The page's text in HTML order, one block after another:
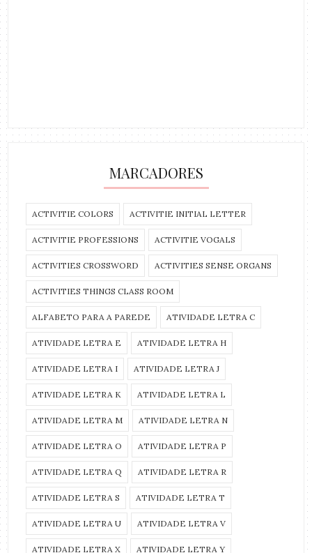
MARCADORES
ACTIVITIE COLORS ACTIVITIE INITIAL LETTER
ACTIVITIE PROFESSIONS ACTIVITIE VOGALS
ACTIVITIES CROSSWORD ACTIVITIES SENSE ORGANS
ACTIVITIES THINGS CLASS ROOM
ALFABETO PARA A PAREDE ATIVIDADE LETRA C
ATIVIDADE LETRA E ATIVIDADE LETRA H
ATIVIDADE LETRA I ATIVIDADE LETRA J
ATIVIDADE LETRA K ATIVIDADE LETRA L
ATIVIDADE LETRA M ATIVIDADE LETRA N
ATIVIDADE LETRA O ATIVIDADE LETRA P
ATIVIDADE LETRA Q ATIVIDADE LETRA R
ATIVIDADE LETRA S ATIVIDADE LETRA T
ATIVIDADE LETRA U ATIVIDADE LETRA V
ATIVIDADE LETRA X ATIVIDADE LETRA Y